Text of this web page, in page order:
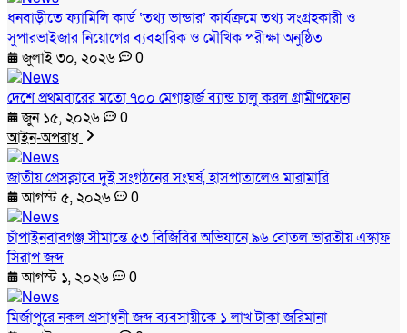
ধনবাড়ীতে ফ্যামিলি কার্ড ‘তথ্য ভান্ডার’ কার্যক্রমে তথ্য সংগ্রহকারী ও
সুপারভাইজার নিয়োগের ব্যবহারিক ও মৌখিক পরীক্ষা অনুষ্ঠিত
জুলাই ৩০, ২০২৬
0
দেশে প্রথমবারের মতো ৭০০ মেগাহার্জ ব্যান্ড চালু করল গ্রামীণফোন
জুন ১৫, ২০২৬
0
আইন-অপরাধ
জাতীয় প্রেসক্লাবে দুই সংগঠনের সংঘর্ষ, হাসপাতালেও মারামারি
আগস্ট ৫, ২০২৬
0
চাঁপাইনবাবগঞ্জ সীমান্তে ৫৩ বিজিবির অভিযানে ৯৬ বোতল ভারতীয় এস্কাফ
সিরাপ জব্দ
আগস্ট ১, ২০২৬
0
মির্জাপুরে নকল প্রসাধনী জব্দ ব্যবসায়ীকে ১ লাখ টাকা জরিমানা